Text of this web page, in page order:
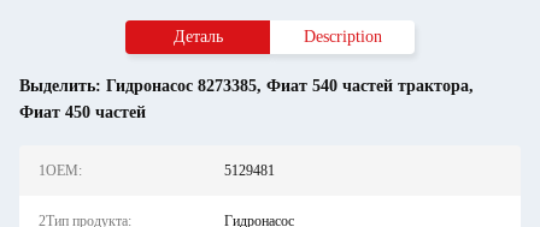
Деталь Description
Выделить: Гидронасос 8273385, Фиат 540 частей трактора,
Фиат 450 частей
1OEM: 5129481
2Тип продукта: Гидронасос